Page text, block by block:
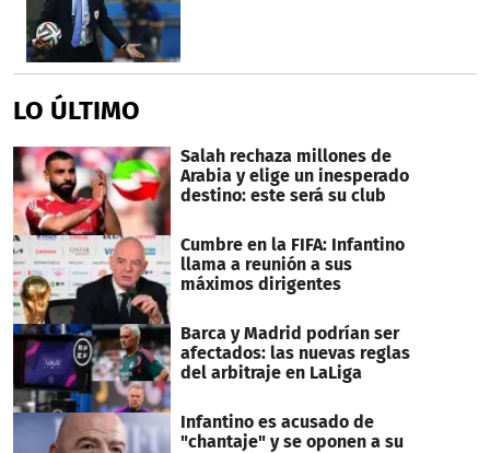
LO ÚLTIMO
Salah rechaza millones de
Arabia y elige un inesperado
destino: este será su club
Cumbre en la FIFA: Infantino
llama a reunión a sus
máximos dirigentes
Barca y Madrid podrían ser
afectados: las nuevas reglas
del arbitraje en LaLiga
Infantino es acusado de
"chantaje" y se oponen a su